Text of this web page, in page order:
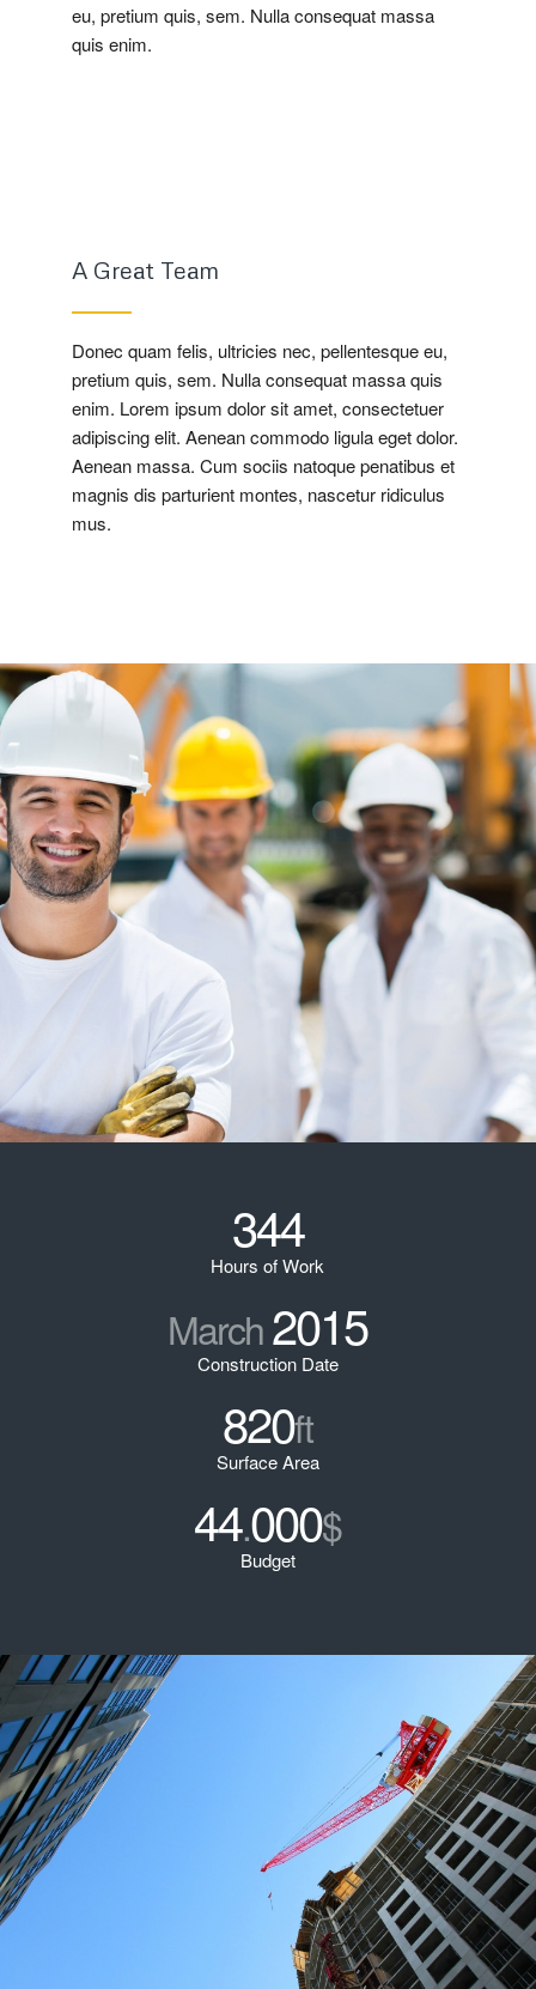
eu, pretium quis, sem. Nulla consequat massa
quis enim.
A Great Team
Donec quam felis, ultricies nec, pellentesque eu,
pretium quis, sem. Nulla consequat massa quis
enim. Lorem ipsum dolor sit amet, consectetuer
adipiscing elit. Aenean commodo ligula eget dolor.
Aenean massa. Cum sociis natoque penatibus et
magnis dis parturient montes, nascetur ridiculus
mus.
344
Hours of Work
March2015
Construction Date
820ft
Surface Area
44.000$
Budget